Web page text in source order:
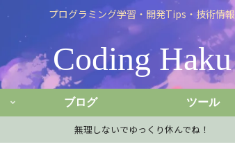
プログラミング学習・開発Tips・技術情報
Coding Haku
ブログ ツール
無理しないでゆっくり休んでね！